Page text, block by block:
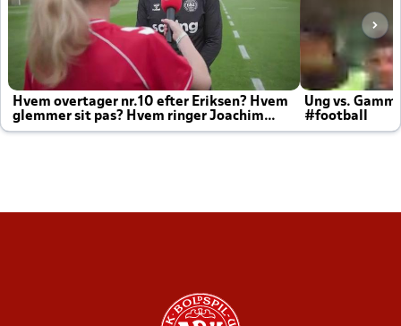
Hvem overtager nr.10 efter Eriksen? Hvem
glemmer sit pas? Hvem ringer Joachim
altid til efter kampe?
Ung vs.
#football